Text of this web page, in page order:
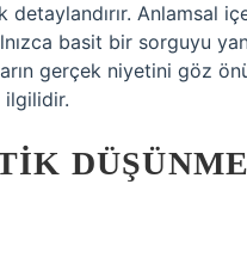
detaylandırır. Anlamsal
basit bir sorguyu
gerçek niyetini göz
ilgilidir.
DÜŞÜNME